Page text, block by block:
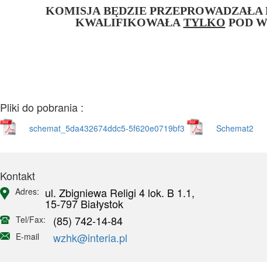
KOMISJA BĘDZIE
KWALIFIKOWAŁA TYLKO POD
Pliki do pobrania :
schemat_5da432674ddc5-5f620e0719bf3 Schemat2
Kontakt
Adres: ul. Zbigniewa Religi 4 lok. B 1.1,
15-797 Białystok
Tel/Fax: (85) 742-14-84
E-mail wzhk@interia.pl